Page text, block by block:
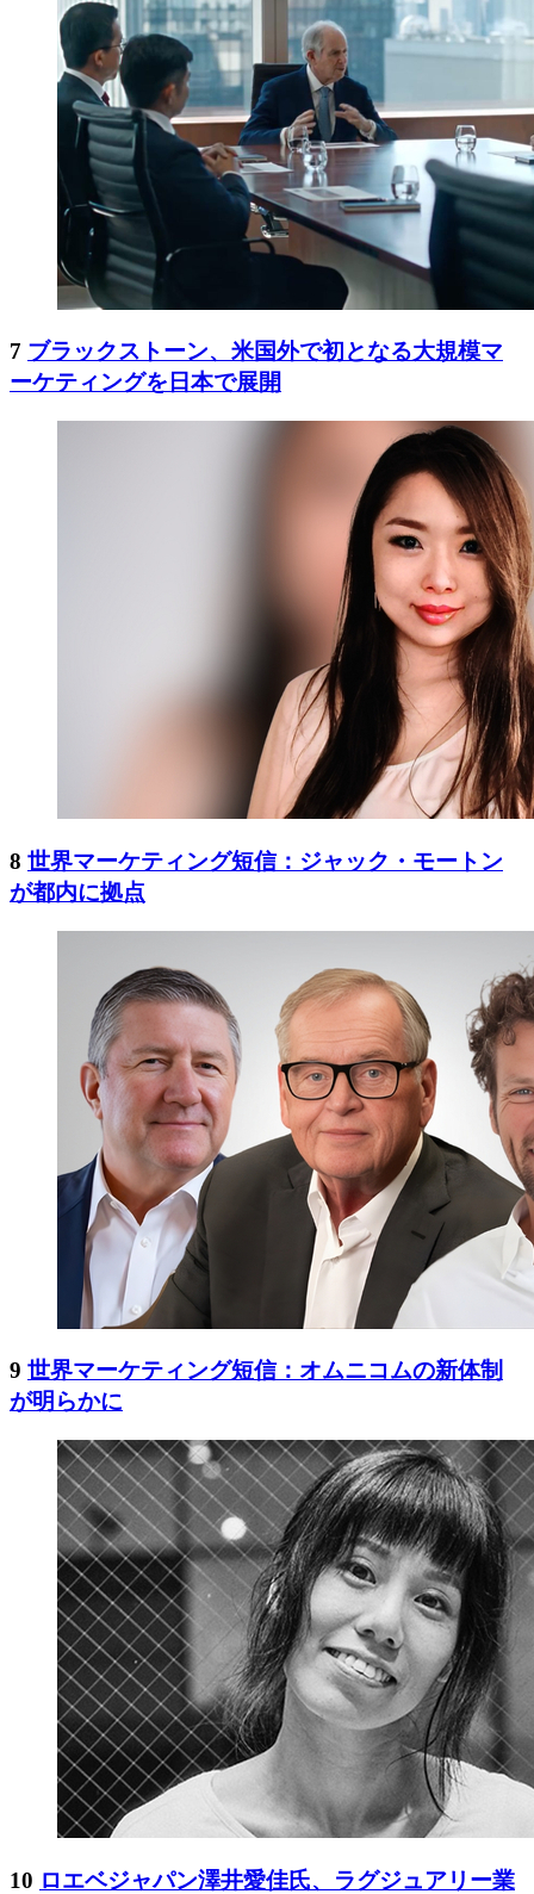
7 ブラックストーン、米国外で初となる大規模マ
ーケティングを日本で展開
8 世界マーケティング短信：ジャック・モートン
が都内に拠点
9 世界マーケティング短信：オムニコムの新体制
が明らかに
10 ロエベジャパン澤井愛佳氏、ラグジュアリー業